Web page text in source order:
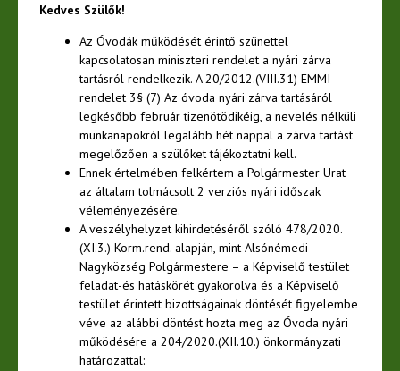
Kedves Szülők!
Az Óvodák működését érintő szünettel
kapcsolatosan miniszteri rendelet a nyári zárva
tartásról rendelkezik. A 20/2012.(VIII.31) EMMI
rendelet 3§ (7) Az óvoda nyári zárva tartásáról
legkésőbb február tizenötödikéig, a nevelés nélküli
munkanapokról legalább hét nappal a zárva tartást
megelőzően a szülőket tájékoztatni kell.
Ennek értelmében felkértem a Polgármester Urat
az általam tolmácsolt 2 verziós nyári időszak
véleményezésére.
A veszélyhelyzet kihirdetéséről szóló 478/2020.
(XI.3.) Korm.rend. alapján, mint Alsónémedi
Nagyközség Polgármestere – a Képviselő testület
feladat-és hatáskörét gyakorolva és a Képviselő
testület érintett bizottságainak döntését figyelembe
véve az alábbi döntést hozta meg az Óvoda nyári
működésére a 204/2020.(XII.10.) önkormányzati
határozattal: